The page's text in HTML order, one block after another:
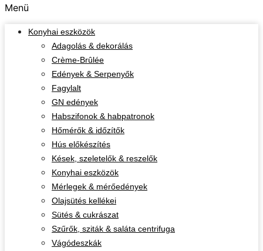
Menü
Konyhai eszközök
Adagolás & dekorálás
Crème-Brûlée
Edények & Serpenyők
Fagylalt
GN edények
Habszifonok & habpatronok
Hőmérők & időzítők
Hús előkészítés
Kések, szeletelők & reszelők
Konyhai eszközök
Mérlegek & mérőedények
Olajsütés kellékei
Sütés & cukrászat
Szűrők, sziták & saláta centrifuga
Vágódeszkák